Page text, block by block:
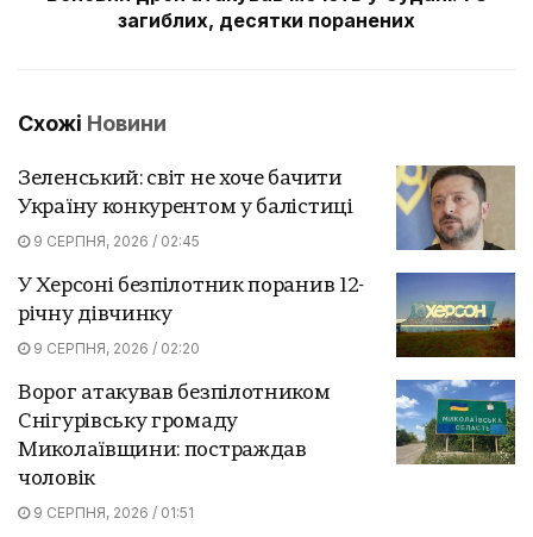
загиблих, десятки поранених
Схожі Новини
Зеленський: світ не хоче бачити
Україну конкурентом у балістиці
9 СЕРПНЯ, 2026 / 02:45
У Херсоні безпілотник поранив 12-
річну дівчинку
9 СЕРПНЯ, 2026 / 02:20
Ворог атакував безпілотником
Снігурівську громаду
Миколаївщини: постраждав
чоловік
9 СЕРПНЯ, 2026 / 01:51